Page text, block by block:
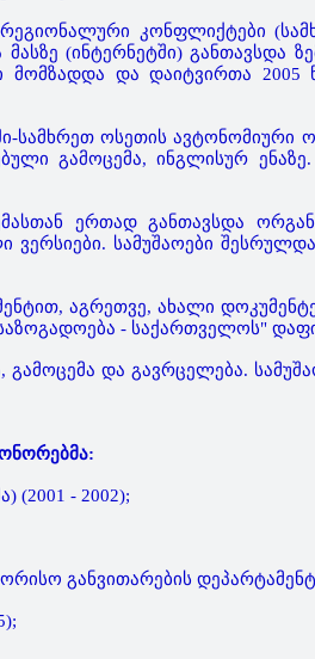
კონფლიქტები
(ინტერნეტში) განთავსდა
და დაიტვირთა
ოსეთის ავტონომიური
გამოცემა, ინგლისურ
ერთად განთავსდა
სამუშაოები
აგრეთვე, ახალი
- საქართველოს"
და გავრცელება.
(2001 - 2002);
განვითარების დეპარტამენტი